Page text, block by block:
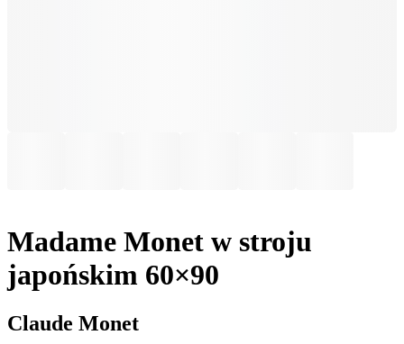
Madame Monet w stroju
japońskim 60×90
Claude Monet